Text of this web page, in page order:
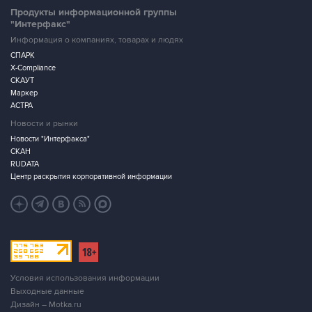
Продукты информационной группы
"Интерфакс"
Информация о компаниях, товарах и людях
СПАРК
X-Compliance
СКАУТ
Маркер
АСТРА
Новости и рынки
Новости "Интерфакса"
СКАН
RUDATA
Центр раскрытия корпоративной информации
Условия использования информации
Выходные данные
Дизайн – Motka.ru